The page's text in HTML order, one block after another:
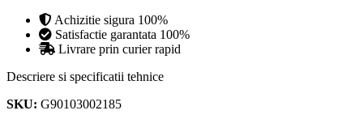
Achizitie sigura 100%
Satisfactie garantata 100%
Livrare prin curier rapid
Descriere si specificatii tehnice
SKU: G90103002185